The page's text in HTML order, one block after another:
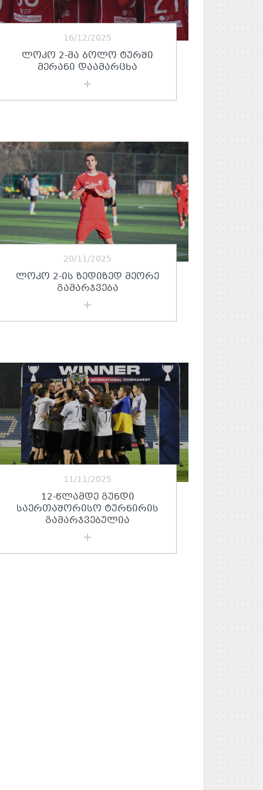
16/12/2025
ᲚᲝᲙᲝ 2-ᲛᲐ ᲑᲝᲚᲝ ᲢᲣᲠᲨᲘ
ᲛᲔᲠᲐᲜᲘ ᲓᲐᲐᲛᲐᲠᲪᲮᲐ
20/11/2025
ᲚᲝᲙᲝ 2-ᲘᲡ ᲖᲔᲓᲘᲖᲔᲓ ᲛᲔᲝᲠᲔ
ᲒᲐᲛᲐᲠᲯᲕᲔᲑᲐ
11/11/2025
12-ᲬᲚᲐᲛᲓᲔ ᲒᲣᲜᲓᲘ
ᲡᲐᲔᲠᲗᲐᲨᲝᲠᲘᲡᲝ ᲢᲣᲠᲜᲘᲠᲘᲡ
ᲒᲐᲛᲐᲠᲯᲕᲔᲑᲣᲚᲘᲐ